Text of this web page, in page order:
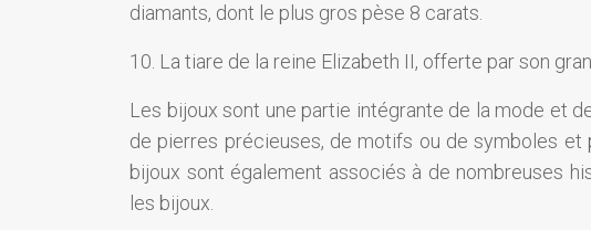
diamants, dont le plus gros pèse 8 carats.
10. La tiare de la reine Elizabeth II, offerte par son
Les bijoux sont une partie intégrante de la mode et
de pierres précieuses, de motifs ou de symboles
bijoux sont également associés à de nombreuses
les bijoux.